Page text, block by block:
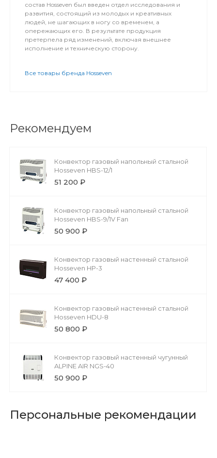
состав Hosseven был введен отдел исследования и
развития, состоящий из молодых и креативных
людей, не шагающих в ногу со временем, а
опережающих его. В результате продукция
претерпела ряд изменений, включая внешнее
исполнение и техническую сторону.
Все товары бренда Hosseven
Рекомендуем
Конвектор газовый напольный стальной
Hosseven HBS-12/1
51 200 ₽
Конвектор газовый напольный стальной
Hosseven HBS-9/1V Fan
50 900 ₽
Конвектор газовый настенный стальной
Hosseven HP-3
47 400 ₽
Конвектор газовый настенный стальной
Hosseven HDU-8
50 800 ₽
Конвектор газовый настенный чугунный
ALPINE AIR NGS-40
50 900 ₽
Персональные рекомендации